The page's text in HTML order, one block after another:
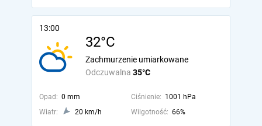
13:00
32°C
Odczuwalna 35°C
Zachmurzenie umiarkowane
Opad: 0 mm Ciśnienie: 1001 hPa
Wiatr:
20 km/h Wilgotność: 66%